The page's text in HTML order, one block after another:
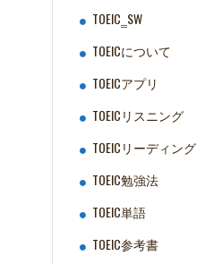
TOEIC‗SW
TOEICについて
TOEICアプリ
TOEICリスニング
TOEICリーディング
TOEIC勉強法
TOEIC単語
TOEIC参考書